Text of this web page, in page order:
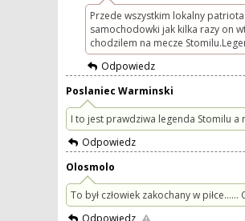
Przede wszystkim lokalny
samochodowki jak kilka razy on
chodzilem na mecze
Odpowiedz
Poslaniec Warminski
I to jest prawdziwa legenda Stomilu a
Odpowiedz
Olosmolo
To był człowiek zakochany w
Odpowiedz